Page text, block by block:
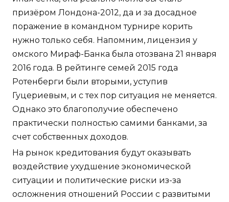
призёром Лондона-2012, да и за досадное
поражение в командном турнире корить
нужно только себя. Напомним, лицензия у
омского Мираф-Банка была отозвана 21 января
2016 года. В рейтинге семей 2015 года
Ротенберги были вторыми, уступив
Гуцериевым, и с тех пор ситуация не меняется.
Однако это благополучие обеспечено
практически полностью самими банками, за
счет собственных доходов.
На рынок кредитования будут оказывать
воздействие ухудшение экономической
ситуации и политические риски из-за
осложнения отношений России с развитыми